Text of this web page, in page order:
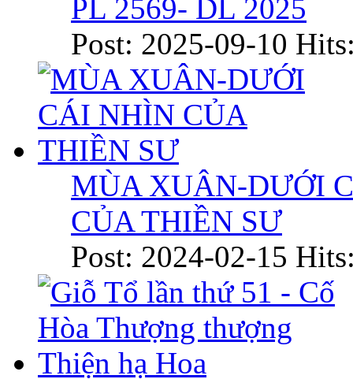
PL 2569- DL 2025
Post: 2025-09-10
MÙA XUÂN-DƯỚI
CỦA THIỀN SƯ
Post: 2024-02-15